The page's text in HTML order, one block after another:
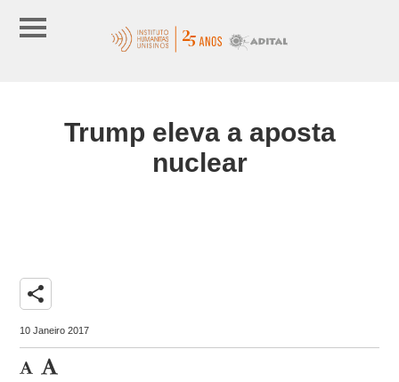
Trump eleva a aposta
nuclear
share
10 Janeiro 2017